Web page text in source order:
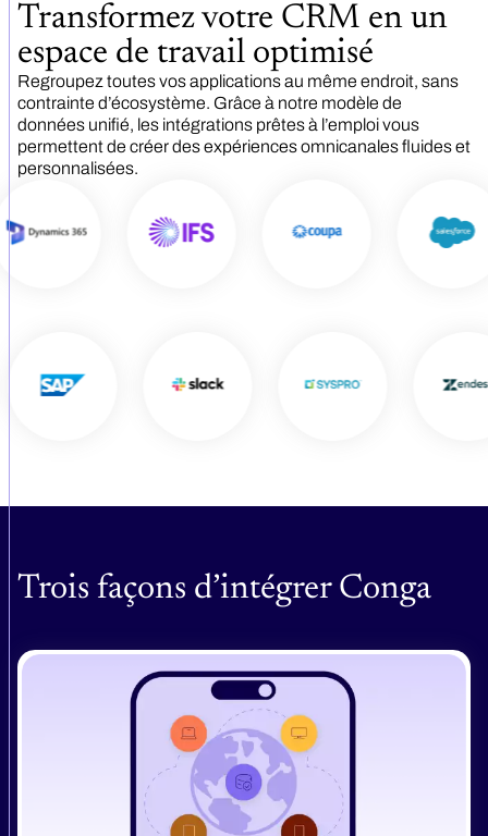
Transformez votre CRM en un
espace de travail optimisé
Regroupez toutes vos applications au même endroit, sans
contrainte d’écosystème. Grâce à notre modèle de
données unifié, les intégrations prêtes à l’emploi vous
permettent de créer des expériences omnicanales fluides et
personnalisées.
Trois façons d’intégrer Conga